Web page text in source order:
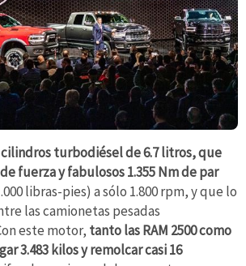
cilindros turbodiésel de 6.7 litros, que
fuerza y fabulosos 1.355 Nm de par
libras-pies) a sólo 1.800 rpm, y que lo
las camionetas pesadas
este motor, tanto las RAM 2500 como
3.483 kilos y remolcar casi 16